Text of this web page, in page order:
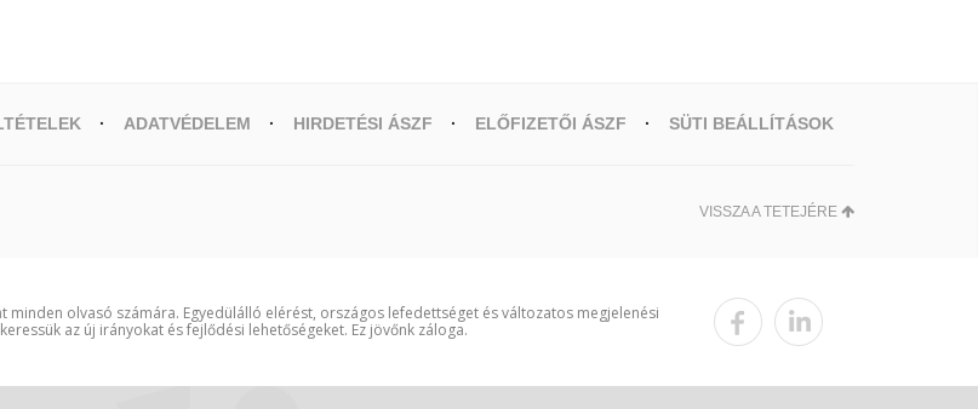
ADATVÉDELEM HIRDETÉSI ÁSZF ELŐFIZETŐI ÁSZF SÜTI BEÁLLÍTÁSOK
VISSZA A TETEJÉRE
olvasó számára. Egyedülálló elérést, országos lefedettséget és változatos megjelenési
az új irányokat és fejlődési lehetőségeket. Ez jövőnk záloga.